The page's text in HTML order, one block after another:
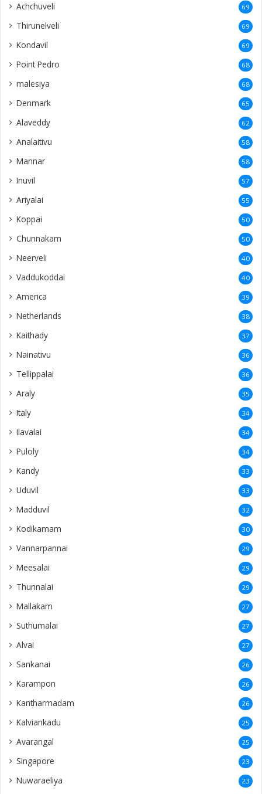
Achchuveli 69
Thirunelveli 69
Kondavil 69
Point Pedro 68
malesiya 68
Denmark 65
Alaveddy 62
Analaitivu 58
Mannar 58
Inuvil 57
Ariyalai 55
Koppai 50
Chunnakam 50
Neerveli 40
Vaddukoddai 40
America 39
Netherlands 38
Kaithady 37
Nainativu 36
Tellippalai 36
Araly 35
Italy 34
Ilavalai 34
Puloly 34
Kandy 33
Uduvil 33
Madduvil 32
Kodikamam 30
Vannarpannai 29
Meesalai 29
Thunnalai 29
Mallakam 27
Suthumalai 27
Alvai 27
Sankanai 26
Karampon 26
Kantharmadam 26
Kalviankadu 25
Avarangal 25
Singapore 23
Nuwaraeliya 23